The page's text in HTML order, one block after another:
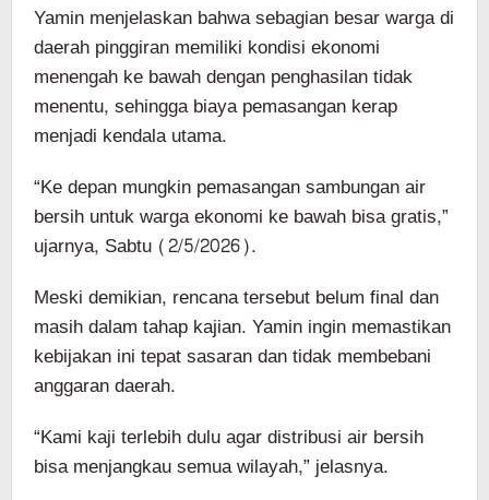
Yamin menjelaskan bahwa sebagian besar warga di
daerah pinggiran memiliki kondisi ekonomi
menengah ke bawah dengan penghasilan tidak
menentu, sehingga biaya pemasangan kerap
menjadi kendala utama.
“Ke depan mungkin pemasangan sambungan air
bersih untuk warga ekonomi ke bawah bisa gratis,”
ujarnya, Sabtu (2/5/2026).
Meski demikian, rencana tersebut belum final dan
masih dalam tahap kajian. Yamin ingin memastikan
kebijakan ini tepat sasaran dan tidak membebani
anggaran daerah.
“Kami kaji terlebih dulu agar distribusi air bersih
bisa menjangkau semua wilayah,” jelasnya.